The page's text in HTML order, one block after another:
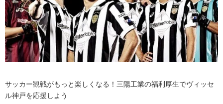
サッカー観戦がもっと楽しくなる！三陽工業の福利厚生でヴィッセ
ル神戸を応援しよう